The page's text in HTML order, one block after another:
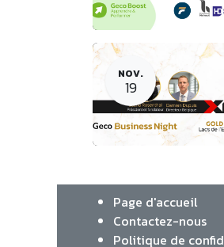
NOV.
19
Page d'accueil
Contactez-nous
Politique de